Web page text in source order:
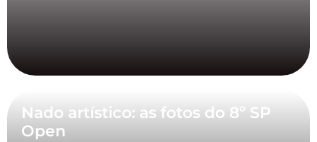
Nado artístico: as fotos do 8º SP
Open